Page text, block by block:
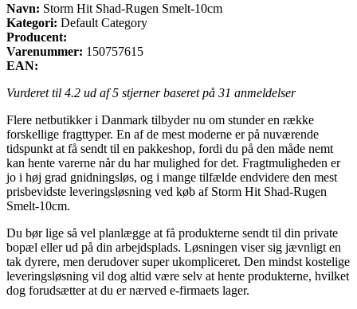
Navn: Storm Hit Shad-Rugen Smelt-10cm
Kategori: Default Category
Producent:
Varenummer: 150757615
EAN:
Vurderet til 4.2 ud af 5 stjerner baseret på 31 anmeldelser
Flere netbutikker i Danmark tilbyder nu om stunder en række
forskellige fragttyper. En af de mest moderne er på nuværende
tidspunkt at få sendt til en pakkeshop, fordi du på den måde nemt
kan hente varerne når du har mulighed for det. Fragtmuligheden er
jo i høj grad gnidningsløs, og i mange tilfælde endvidere den mest
prisbevidste leveringsløsning ved køb af Storm Hit Shad-Rugen
Smelt-10cm.
Du bør lige så vel planlægge at få produkterne sendt til din private
bopæl eller ud på din arbejdsplads. Løsningen viser sig jævnligt en
tak dyrere, men derudover super ukompliceret. Den mindst kostelige
leveringsløsning vil dog altid være selv at hente produkterne, hvilket
dog forudsætter at du er nærved e-firmaets lager.